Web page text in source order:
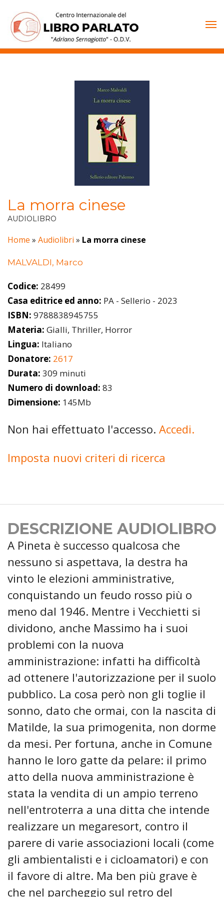
contenuto
La morra cinese
AUDIOLIBRO
Home » Audiolibri » La morra cinese
MALVALDI, Marco
Codice: 28499
Casa editrice ed anno: PA - Sellerio - 2023
ISBN: 9788838945755
Materia: Gialli, Thriller, Horror
Lingua: Italiano
Donatore: 2617
Durata: 309 minuti
Numero di download: 83
Dimensione: 145Mb
Non hai effettuato l'accesso. Accedi.
Imposta nuovi criteri di ricerca
DESCRIZIONE AUDIOLIBRO
A Pineta è successo qualcosa che
nessuno si aspettava, la destra ha
vinto le elezioni amministrative,
conquistando un feudo rosso più o
meno dal 1946. Mentre i Vecchietti si
dividono, anche Massimo ha i suoi
problemi con la nuova
amministrazione: infatti ha difficoltà
ad ottenere l'autorizzazione per il suolo
pubblico. La cosa però non gli toglie il
sonno, dato che ormai, con la nascita di
Matilde, la sua primogenita, non dorme
da mesi. Per fortuna, anche in Comune
hanno le loro gatte da pelare: il primo
atto della nuova amministrazione è
stata la vendita di un ampio terreno
nell'entroterra a una ditta che intende
realizzare un megaresort, contro il
parere di varie associazioni locali (come
gli ambientalisti e i cicloamatori) e con
il favore di altre. Ma ben più grave è
che nel parcheggio sul retro del